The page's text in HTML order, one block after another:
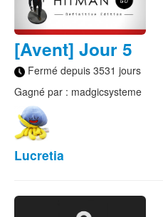
[Avent] Jour 5
Fermé depuis 3531 jours
Gagné par : madgicsysteme
Lucretia